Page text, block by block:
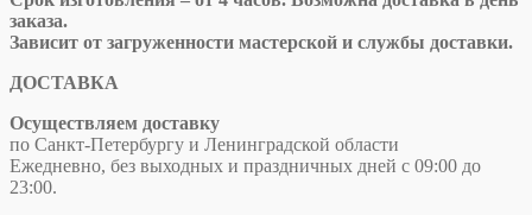
заказа.
Зависит от загруженности мастерской и службы доставки.
ДОСТАВКА
Осуществляем доставку
по Санкт-Петербургу и Ленинградской области
Ежедневно, без выходных и праздничных дней с 09:00 до
23:00.